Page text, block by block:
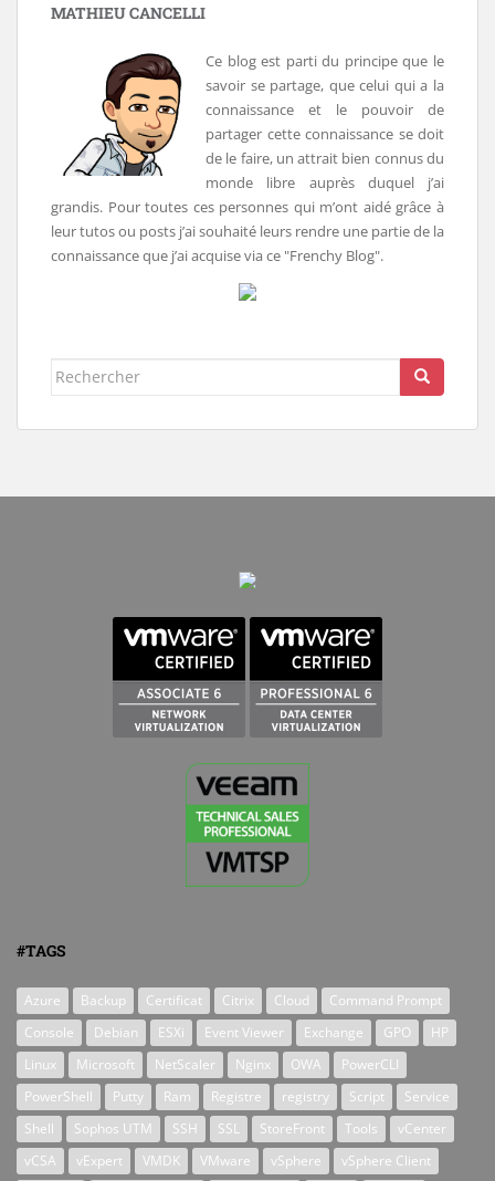
MATHIEU CANCELLI
Ce blog est parti du principe que le
savoir se partage, que celui qui a la
connaissance et le pouvoir de
partager cette connaissance se doit
de le faire, un attrait bien connus du
monde libre auprès duquel j’ai
grandis. Pour toutes ces personnes qui m’ont aidé grâce à
leur tutos ou posts j’ai souhaité leurs rendre une partie de la
connaissance que j’ai acquise via ce "Frenchy Blog".
Rechercher...
#TAGS
Azure Backup Certificat Citrix Cloud
Command Prompt
Console
Debian ESXi Event Viewer Exchange GPO
HP
Linux
Microsoft NetScaler Nginx OWA
PowerCLI
PowerShell
Putty Ram Registre registry Script
Service
Shell
Sophos UTM SSH SSL StoreFront Tools
vCenter
vCSA
vExpert VMDK VMware vSphere vSphere Client